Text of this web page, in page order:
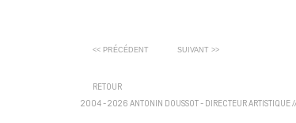
<< PRÉCÉDENT SUIVANT >>
RETOUR
2004 - 2026 ANTONIN DOUSSOT - DIRECTEUR ARTISTIQUE